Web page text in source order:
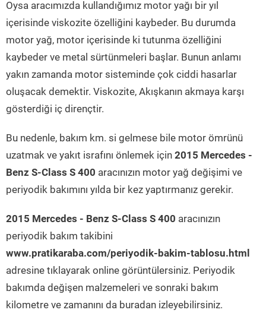
Oysa aracımızda kullandığımız motor yağı bir yıl
içerisinde viskozite özelliğini kaybeder. Bu durumda
motor yağ, motor içerisinde ki tutunma özelliğini
kaybeder ve metal sürtünmeleri başlar. Bunun anlamı
yakın zamanda motor sisteminde çok ciddi hasarlar
oluşacak demektir. Viskozite, Akışkanın akmaya karşı
gösterdiği iç dirençtir.
Bu nedenle, bakım km. si gelmese bile motor ömrünü
uzatmak ve yakıt israfını önlemek için 2015 Mercedes -
Benz S-Class S 400 aracınızın motor yağ değişimi ve
periyodik bakımını yılda bir kez yaptırmanız gerekir.
2015 Mercedes - Benz S-Class S 400 aracınızın
periyodik bakım takibini
www.pratikaraba.com/periyodik-bakim-tablosu.html
adresine tıklayarak online görüntülersiniz. Periyodik
bakımda değişen malzemeleri ve sonraki bakım
kilometre ve zamanını da buradan izleyebilirsiniz.